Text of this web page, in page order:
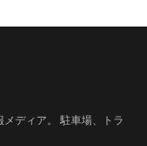
ディア。 駐車場、トラ